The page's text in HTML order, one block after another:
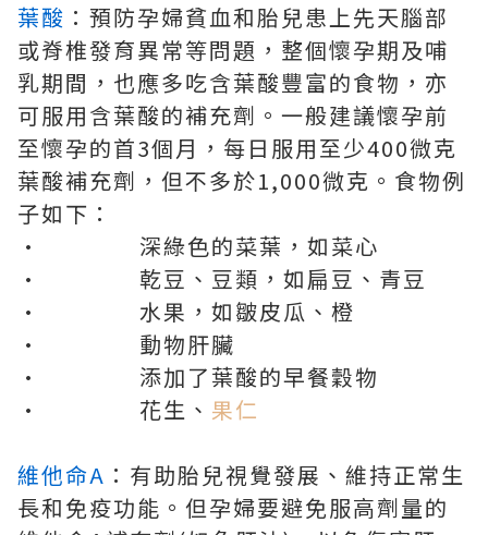
葉酸 ：預防孕婦貧血和胎兒患上先天腦部
或脊椎發育異常等問題，整個懷孕期及哺
乳期間，也應多吃含葉酸豐富的食物，亦
可服用含葉酸的補充劑。一般建議懷孕前
至懷孕的首3個月，每日服用至少400微克
葉酸補充劑，但不多於1,000微克。食物例
子如下：
• 深綠色的菜葉，如菜心
• 乾豆、豆類，如扁豆、青豆
• 水果，如皺皮瓜、橙
• 動物肝臟
• 添加了葉酸的早餐穀物
• 花生、 果仁
維他命A ：有助胎兒視覺發展、維持正常生
長和免疫功能。但孕婦要避免服高劑量的